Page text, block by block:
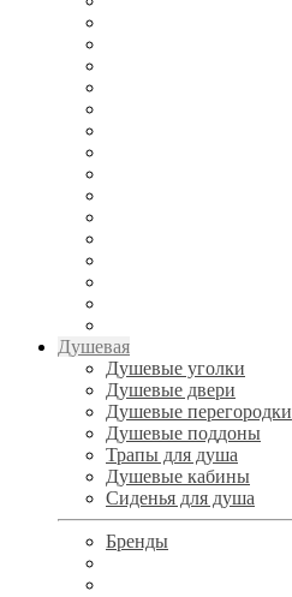
Душевая
Душевые уголки
Душевые двери
Душевые перегородки
Душевые поддоны
Трапы для душа
Душевые кабины
Сиденья для душа
Бренды